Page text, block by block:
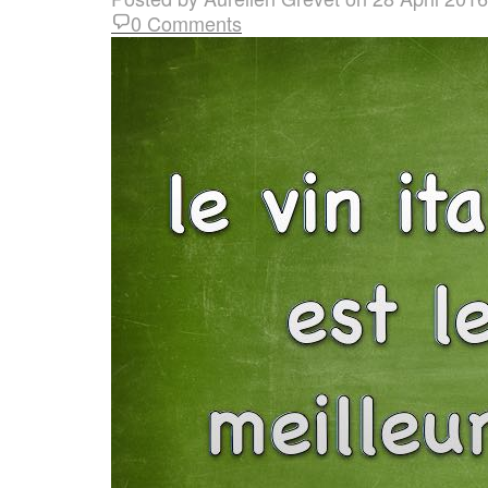
0 Comments